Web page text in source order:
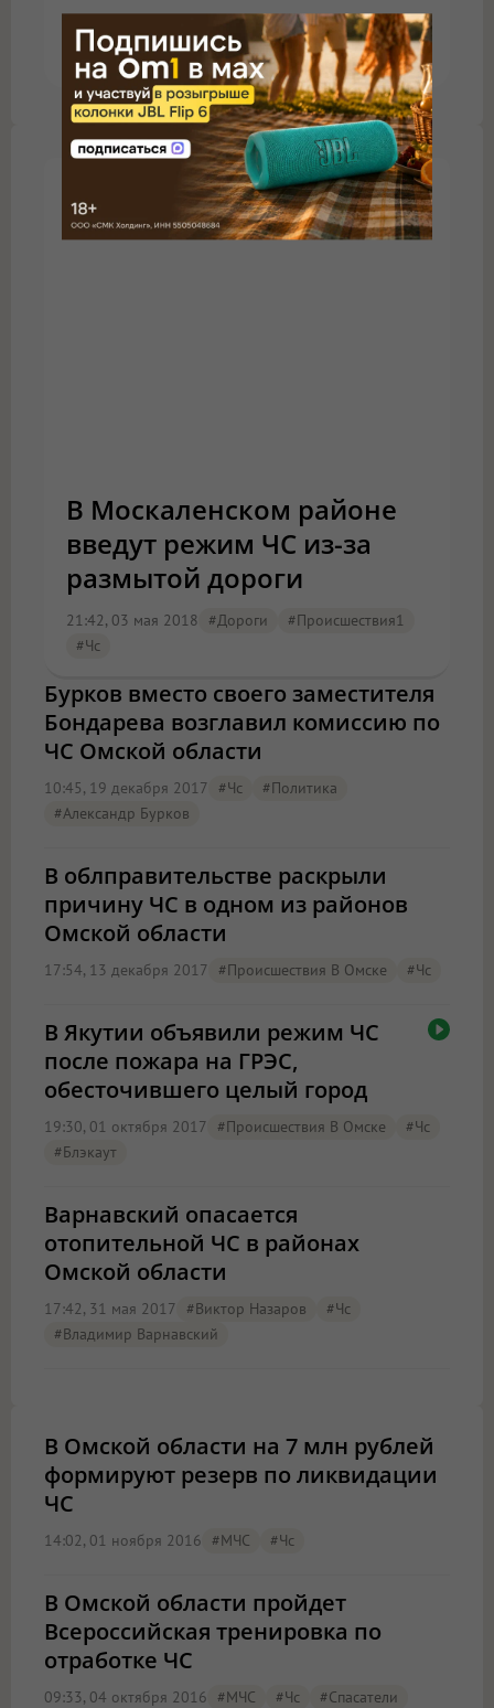
В Москаленском районе
введут режим ЧС из-за
размытой дороги
21:42, 03 мая 2018 #дороги
#Происшествия1
#чс
Бурков вместо своего заместителя
Бондарева возглавил комиссию по
ЧС Омской области
10:45, 19 декабря 2017 #чс
#Политика
#Александр Бурков
В облправительстве раскрыли
причину ЧС в одном из районов
Омской области
17:54, 13 декабря 2017 #Происшествия В Омске #чс
В Якутии объявили режим ЧС
после пожара на ГРЭС,
обесточившего целый город
19:30, 01 октября 2017 #Происшествия В Омске
#чс
#блэкаут
Варнавский опасается
отопительной ЧС в районах
Омской области
17:42, 31 мая 2017 #Виктор Назаров
#чс
#Владимир Варнавский
В Омской области на 7 млн рублей
формируют резерв по ликвидации
ЧС
14:02, 01 ноября 2016 #МЧС #чс
В Омской области пройдет
Всероссийская тренировка по
отработке ЧС
09:33, 04 октября 2016 #МЧС #чс #спасатели